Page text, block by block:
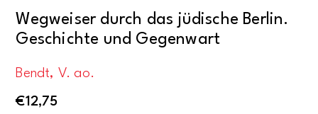
Wegweiser durch das jüdische Berlin.
Geschichte und Gegenwart
Bendt, V. ao.
€12,75